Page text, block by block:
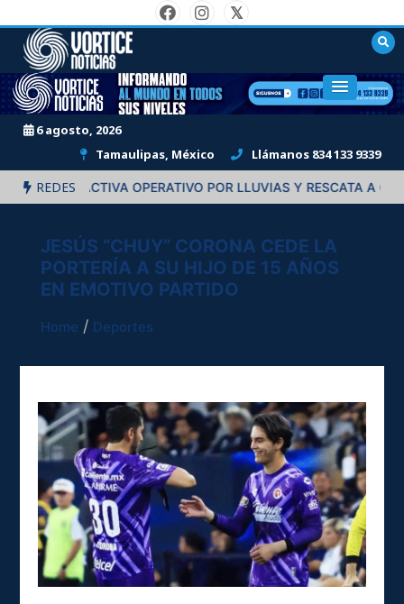
to
content
"Informando al mundo en todos sus niveles."
6 agosto, 2026
Tamaulipas, México
Llámanos 834 133 9339
REDES
ACTIVA OPERATIVO POR LLUVIAS Y RESCATA A CUATRO
JESÚS “CHUY” CORONA CEDE LA
PORTERÍA A SU HIJO DE 15 AÑOS
EN EMOTIVO PARTIDO
Home Deportes